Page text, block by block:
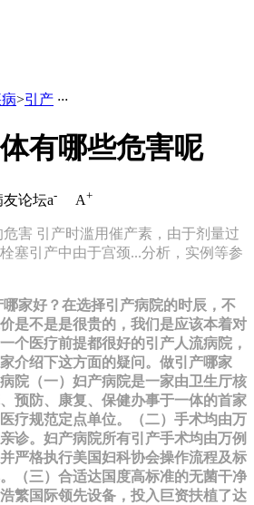
>引产 ···
有哪些危害呢
友论坛a- A+
害 引产时滥用催产素，由于剂量过
塞引产中由于宫颈...分析，实例等参
家好？在选择引产病院的时辰，不
是不是是很贵的，我们是应该本着对
个医疗前提都很好的引产人流病院，
介绍下这方面的疑问。做引产哪家
院（一）妇产病院是一家由卫生厅核
预防、康复、保健办事于一体的首家
疗规范定点单位。（二）手术均由万
诊。妇产病院所有引产手术均由万例
严格执行美国妇科协会操作流程及标
（三）合适达国度高标准的无菌干净
繁国际领先设备，投入巨资扶植了达